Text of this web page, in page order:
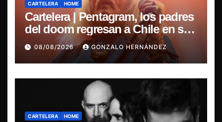
CARTELERA HOME
Cartelera | Pentagram, los padres
del doom regresan a Chile en su
última misa
08/08/2026 GONZALO HERNÁNDEZ
CARTELERA HOME